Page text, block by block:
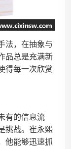
法，在抽象与
品总是充满新
得每一次欣赏
有的信息流
挑战。崔永熙
他能够迅速抓